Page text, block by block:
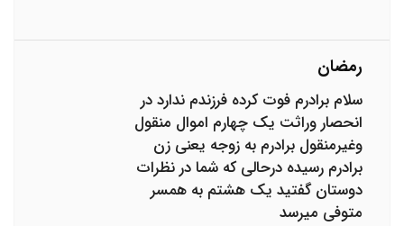
رمضان
سلام برادرم فوت کرده فرزندم ندارد در
انحصار وراثت یک چهارم اموال منقول
وغیرمنقول برادرم به زوجه یعنی زن
برادرم رسیده درحالی که شما در نظرات
دوستان گفتید یک هشتم به همسر
متوفی میرسد